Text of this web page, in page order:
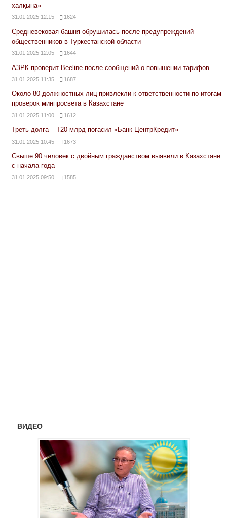
халқына»
31.01.2025 12:15 1624
Средневековая башня обрушилась после предупреждений
общественников в Туркестанской области
31.01.2025 12:05 1644
АЗРК проверит Beeline после сообщений о повышении тарифов
31.01.2025 11:35 1687
Около 80 должностных лиц привлекли к ответственности по итогам
проверок минпросвета в Казахстане
31.01.2025 11:00 1612
Треть долга – Т20 млрд погасил «Банк ЦентрКредит»
31.01.2025 10:45 1673
Свыше 90 человек с двойным гражданством выявили в Казахстане
с начала года
31.01.2025 09:50 1585
ВИДЕО